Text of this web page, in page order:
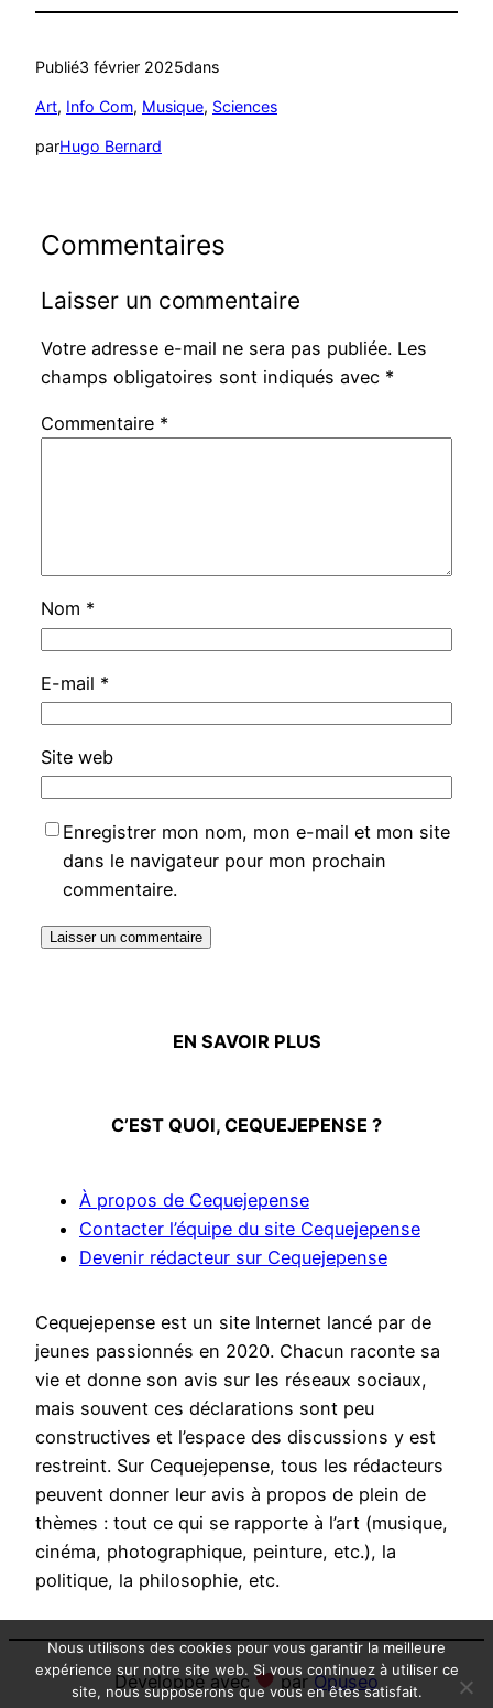
Publié3 février 2025dans
Art, Info Com, Musique, Sciences
parHugo Bernard
Commentaires
Laisser un commentaire
Votre adresse e-mail ne sera pas publiée. Les
champs obligatoires sont indiqués avec *
Commentaire *
Nom *
E-mail *
Site web
Enregistrer mon nom, mon e-mail et mon site
dans le navigateur pour mon prochain
commentaire.
EN SAVOIR PLUS
C’EST QUOI, CEQUEJEPENSE ?
À propos de Cequejepense
Contacter l’équipe du site Cequejepense
Devenir rédacteur sur Cequejepense
Cequejepense est un site Internet lancé par de
jeunes passionnés en 2020. Chacun raconte sa
vie et donne son avis sur les réseaux sociaux,
mais souvent ces déclarations sont peu
constructives et l’espace des discussions y est
restreint. Sur Cequejepense, tous les rédacteurs
peuvent donner leur avis à propos de plein de
thèmes : tout ce qui se rapporte à l’art (musique,
cinéma, photographique, peinture, etc.), la
politique, la philosophie, etc.
Développé avec parOpuseo
Nous utilisons des cookies pour vous garantir la meilleure
expérience sur notre site web. Si vous continuez à utiliser ce
site, nous supposerons que vous en êtes satisfait.